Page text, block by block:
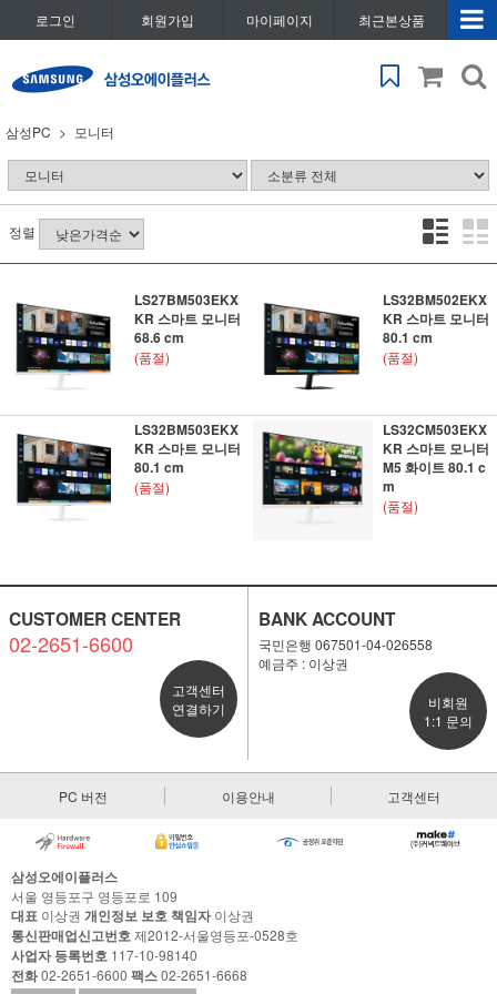
로그인 회원가입 마이페이지 최근본상품
삼성PC 모니터
정렬
LS27BM503EKX
KR 스마트 모니터
68.6 cm
(품절)
LS32BM502EKX
KR 스마트 모니터
80.1 cm
(품절)
LS32BM503EKX
KR 스마트 모니터
80.1 cm
(품절)
LS32CM503EKX
KR 스마트 모니터
M5 화이트 80.1 c
m
(품절)
CUSTOMER CENTER
02-2651-6600
고객센터
연결하기
BANK ACCOUNT
국민은행 067501-04-026558
예금주 : 이상권
비회원
1:1 문의
PC 버전 이용안내 고객센터
삼성오에이플러스
서울 영등포구 영등포로 109
대표 이상권 개인정보 보호 책임자이상권
통신판매업신고번호제2012-서울영등포-0528호
사업자 등록번호 117-10-98140
전화02-2651-6600 팩스02-2651-6668